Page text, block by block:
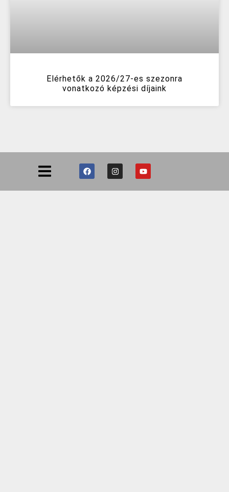
Elérhetők a 2026/27-es szezonra
vonatkozó képzési díjaink